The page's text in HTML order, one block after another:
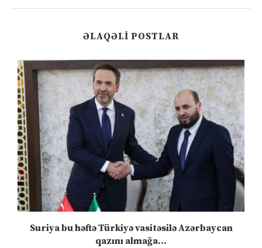
ƏLAQƏLI POSTLAR
Suriya bu həftə Türkiyə vasitəsilə Azərbaycan
qazını almağa...